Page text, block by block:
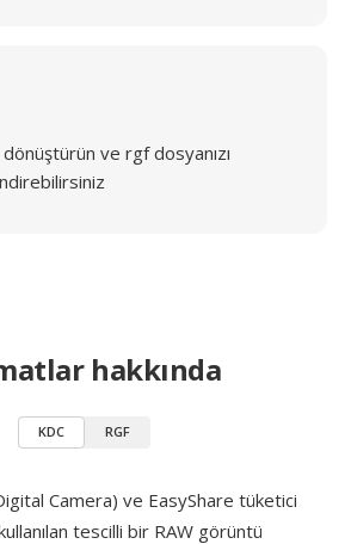
ve rgf dosyanızı
hakkında
KDC RGF
Camera) ve EasyShare tüketici
tescilli bir RAW görüntü